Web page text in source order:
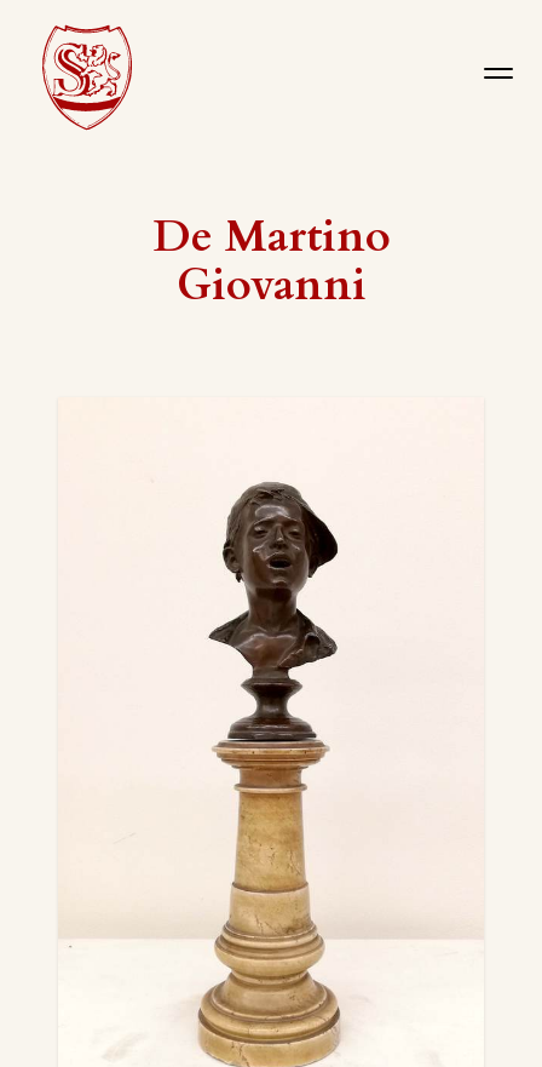
De Martino
Giovanni